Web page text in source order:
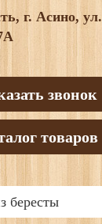
г. Асино, ул.
звонок
товаров
бересты